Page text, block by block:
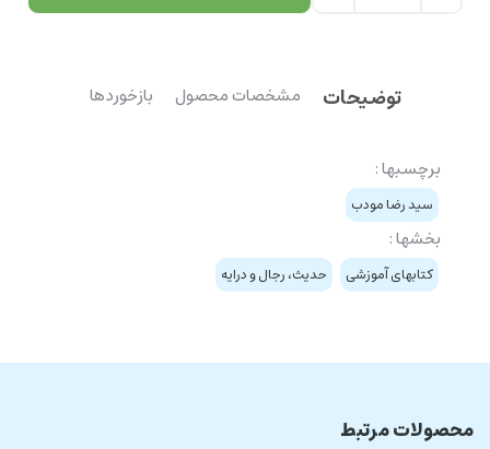
توضیحات مشخصات محصول بازخوردها
برچسبها :
سید رضا مودب
بخشها :
کتابهای آموزشی حدیث، رجال و درایه
محصولات مرتبط